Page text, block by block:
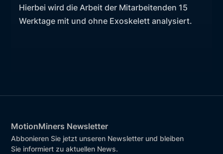
Hierbei wird die Arbeit der Mitarbeitenden 15
Werktage mit und ohne Exoskelett analysiert.
MotionMiners Newsletter
Abbonieren Sie jetzt unseren Newsletter und bleiben
Sie informiert zu aktuellen News.